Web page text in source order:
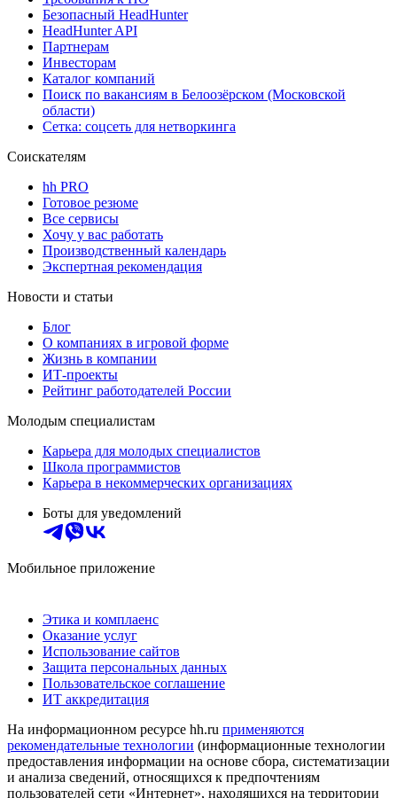
Безопасный HeadHunter
HeadHunter API
Партнерам
Инвесторам
Каталог компаний
Поиск по вакансиям в Белоозёрском (Московской
области)
Сетка: соцсеть для нетворкинга
Соискателям
hh PRO
Готовое резюме
Все сервисы
Хочу у вас работать
Производственный календарь
Экспертная рекомендация
Новости и статьи
Блог
О компаниях в игровой форме
Жизнь в компании
ИТ-проекты
Рейтинг работодателей России
Молодым специалистам
Карьера для молодых специалистов
Школа программистов
Карьера в некоммерческих организациях
Боты для уведомлений
Мобильное приложение
Этика и комплаенс
Оказание услуг
Использование сайтов
Защита персональных данных
Пользовательское соглашение
ИТ аккредитация
На информационном ресурсе hh.ru применяются
рекомендательные технологии (информационные технологии
предоставления информации на основе сбора, систематизации
и анализа сведений, относящихся к предпочтениям
пользователей сети «Интернет», находящихся на территории